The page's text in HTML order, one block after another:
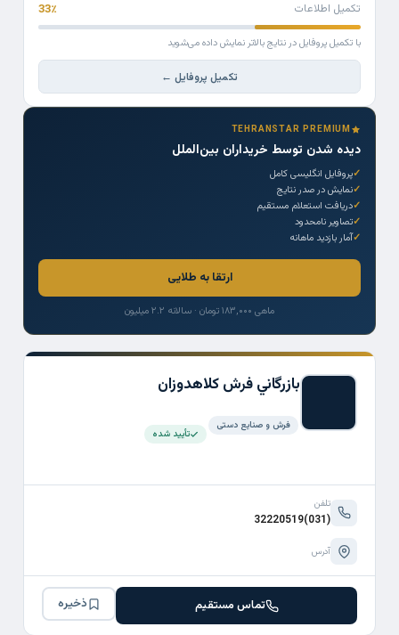
بازرگاني فرش كلاهدوزان
فرش و صنایع دستی
تأیید شده
تلفن
(031)32220519
آدرس
تماس مستقیم ذخیره
تکمیل اطلاعات 33٪
با تکمیل پروفایل در نتایج بالاتر نمایش داده می‌شوید
تکمیل پروفایل ←
TEHRANSTAR PREMIUM
دیده شدن توسط خریداران بین‌الملل
پروفایل انگلیسی کامل
نمایش در صدر نتایج
دریافت استعلام مستقیم
تصاویر نامحدود
آمار بازدید ماهانه
ارتقا به طلایی
ماهی ۱۸۳,۰۰۰ تومان · سالانه ۲.۲ میلیون